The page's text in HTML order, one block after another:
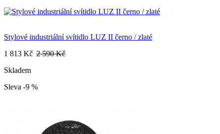
Stylové industriální svítidlo LUZ II černo / zlaté
1 813 Kč 2 590 Kč
Skladem
Sleva -9 %